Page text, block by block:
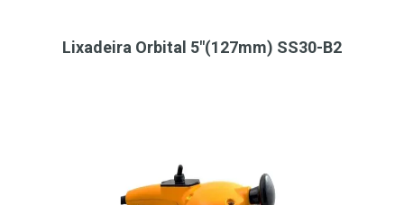
Lixadeira Orbital 5"(127mm) SS30-B2